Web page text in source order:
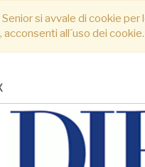
si avvale di cookie
all´uso dei cookie.